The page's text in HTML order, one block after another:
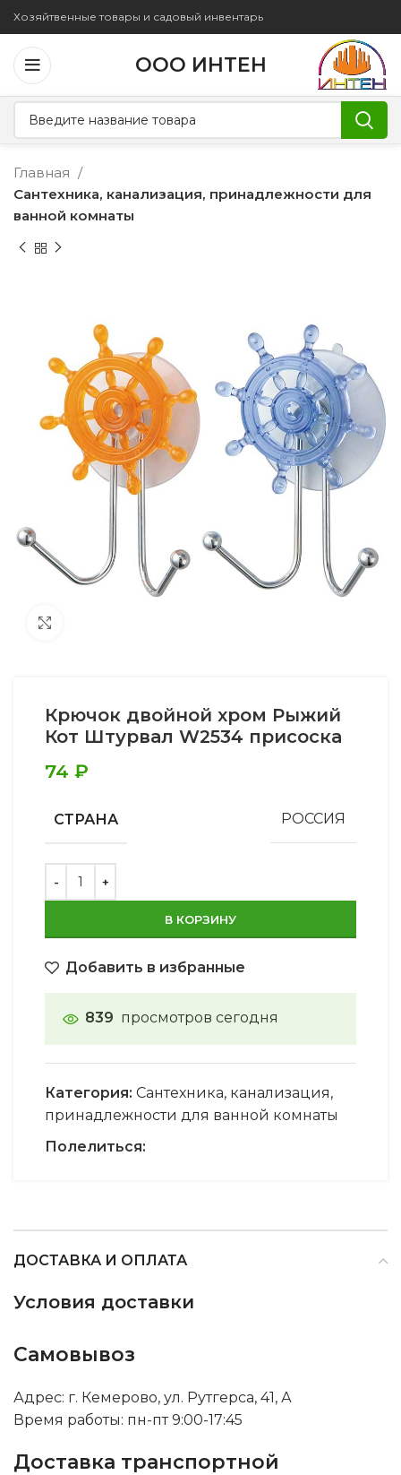
Хозяйтвенные товары и садовый инвентарь
ООО ИНТЕН
Главная
Сантехника, канализация, принадлежности для
ванной комнаты
Крючок двойной хром Рыжий
Кот Штурвал W2534 присоска
74 ₽
СТРАНА РОССИЯ
В КОРЗИНУ
Добавить в избранные
839 просмотров сегодня
Категория: Сантехника, канализация,
принадлежности для ванной комнаты
Полелиться:
ДОСТАВКА И ОПЛАТА
Условия доставки
Самовывоз
Адрес: г. Кемерово, ул. Рутгерса, 41, А
Время работы: пн-пт 9:00-17:45
Доставка транспортной